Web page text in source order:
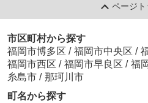
ページ
市区町村から探す
福岡市博多区 / 福岡市中央区 /
福岡市西区 / 福岡市早良区 / 福
糸島市 / 那珂川市
町名から探す